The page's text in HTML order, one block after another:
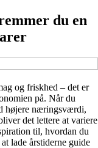
du en
og friskhed – det er
på. Når du
højere næringsværdi,
det lettere at variere
til, hvordan du
lade årstiderne guide